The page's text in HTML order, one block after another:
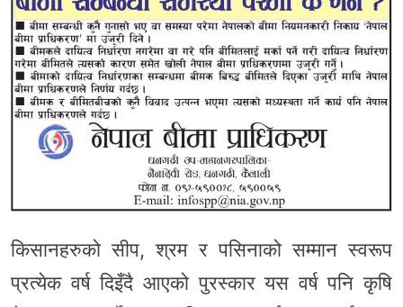
किसानहरुको सीप, श्रम र पसिनाको सम्मान स्वरूप
प्रत्येक वर्ष दिइँदै आएको पुरस्कार यस वर्ष पनि कृषि